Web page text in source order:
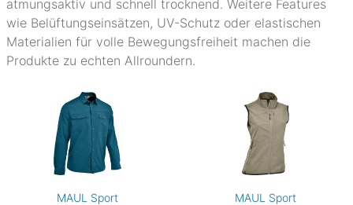
atmungsaktiv und schnell trocknend. Weitere Features
wie Belüftungseinsätzen, UV-Schutz oder elastischen
Materialien für volle Bewegungsfreiheit machen die
Produkte zu echten Allroundern.
MAUL Sport MAUL Sport